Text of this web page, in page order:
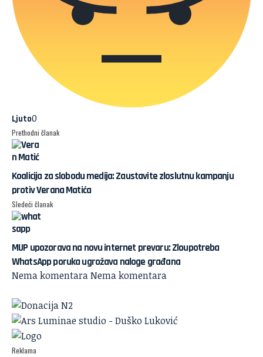
Ljuto0
Prethodni članak
Koalicija za slobodu medija: Zaustavite zloslutnu kampanju
protiv Verana Matića
Sledeći članak
MUP upozorava na novu internet prevaru: Zloupotreba
WhatsApp poruka ugrožava naloge građana
Nema komentaraNema komentara
Reklama